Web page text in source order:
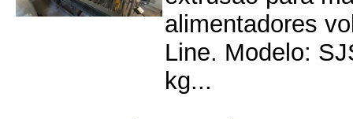
alimentadores
Line. Modelo:
kg...